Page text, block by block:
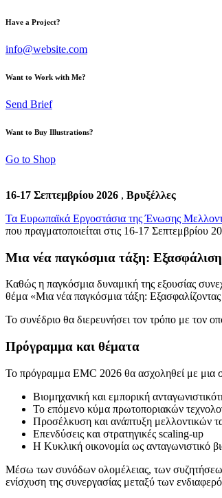
Have a Project?
info@website.com
Want to Work with Me?
Send Brief
Want to Buy Illustrations?
Go to Shop
16-17 Σεπτεμβρίου 2026 , Βρυξέλλες
Τα Ευρωπαϊκά Εργοστάσια της Ένωσης
που πραγματοποιείται στις 16-17 Σεπτεμβρίου
Μια νέα παγκόσμια τάξη:
Καθώς η παγκόσμια δυναμική της εξουσίας
θέμα «Μια νέα παγκόσμια τάξη:
Το συνέδριο θα διερευνήσει τον τρόπο με τον
Πρόγραμμα και θέματα
Το πρόγραμμα EMC 2026 θα ασχοληθεί με μια
Βιομηχανική και εμπορική
Το επόμενο κύμα πρωτοποριακών
Προσέλκυση και ανάπτυξη μελλοντικών
Επενδύσεις και στρατηγικές scaling-up
Η Κυκλική οικονομία ως ανταγωνιστικό
Μέσω των συνόδων ολομέλειας, των
ενίσχυση της συνεργασίας μεταξύ των